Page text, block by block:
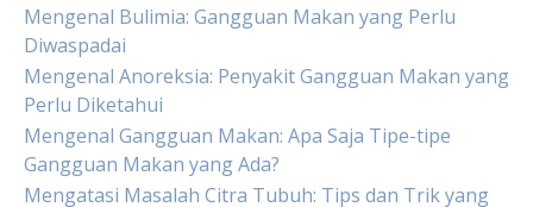
Mengenal Bulimia: Gangguan Makan yang Perlu
Diwaspadai
Mengenal Anoreksia: Penyakit Gangguan Makan yang
Perlu Diketahui
Mengenal Gangguan Makan: Apa Saja Tipe-tipe
Gangguan Makan yang Ada?
Mengatasi Masalah Citra Tubuh: Tips dan Trik yang